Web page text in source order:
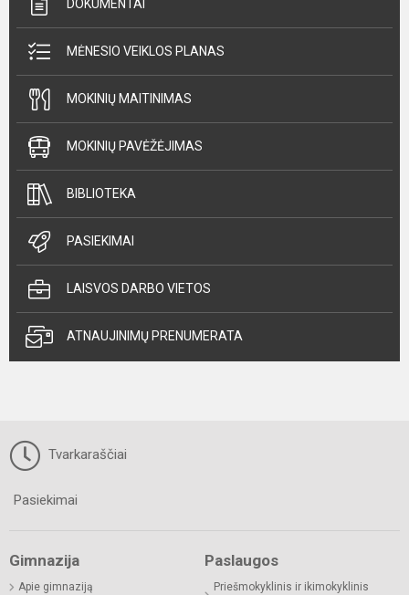
DOKUMENTAI
MĖNESIO VEIKLOS PLANAS
MOKINIŲ MAITINIMAS
MOKINIŲ PAVĖŽĖJIMAS
BIBLIOTEKA
PASIEKIMAI
LAISVOS DARBO VIETOS
ATNAUJINIMŲ PRENUMERATA
Tvarkaraščiai
Pasiekimai
Gimnazija
Apie gimnaziją
Paslaugos
Priešmokyklinis ir ikimokyklinis